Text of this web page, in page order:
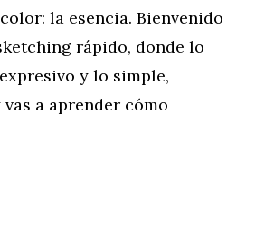
la esencia. Bienvenido
rápido, donde lo
y lo simple,
a aprender cómo